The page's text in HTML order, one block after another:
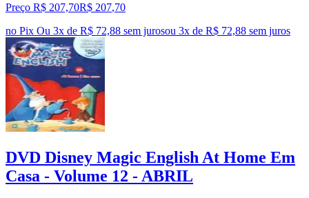
Preço R$ 207,70R$ 207,70
no Pix Ou 3x de R$ 72,88 sem jurosou 3x de R$ 72,88 sem juros
DVD Disney Magic English At Home Em
Casa - Volume 12 - ABRIL